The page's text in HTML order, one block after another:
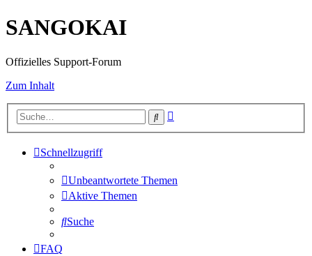
SANGOKAI
Offizielles Support-Forum
Zum Inhalt
Suche
Schnellzugriff
Unbeantwortete Themen
Aktive Themen
Suche
FAQ